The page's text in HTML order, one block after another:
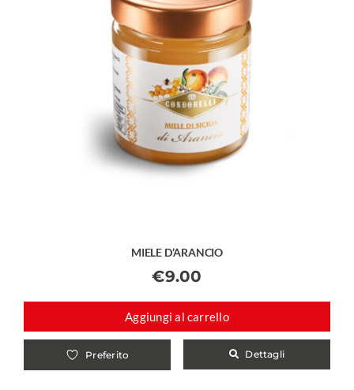
MIELE D’ARANCIO
€9.00
Aggiungi al carrello
Preferito Dettagli